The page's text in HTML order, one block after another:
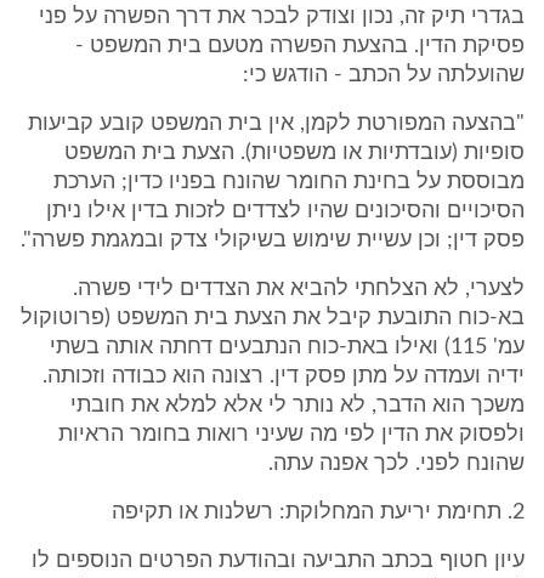
בגדרי תיק זה, נכון וצודק לבכר את דרך הפשרה על פני
פסיקת הדין. בהצעת הפשרה מטעם בית המשפט -
שהועלתה על הכתב - הודגש כי:
"בהצעה המפורטת לקמן, אין בית המשפט קובע קביעות
סופיות (עובדתיות או משפטיות). הצעת בית המשפט
מבוססת על בחינת החומר שהונח בפניו כדין; הערכת
הסיכויים והסיכונים שהיו לצדדים לזכות בדין אילו ניתן
פסק דין; וכן עשיית שימוש בשיקולי צדק ובמגמת פשרה".
לצערי, לא הצלחתי להביא את הצדדים לידי פשרה.
בא-כוח התובעת קיבל את הצעת בית המשפט (פרוטוקול
עמ' 115) ואילו באת-כוח הנתבעים דחתה אותה בשתי
ידיה ועמדה על מתן פסק דין. רצונה הוא כבודה וזכותה.
משכך הוא הדבר, לא נותר לי אלא למלא את חובתי
ולפסוק את הדין לפי מה שעיני רואות בחומר הראיות
שהונח לפני. לכך אפנה עתה.
2. תחימת יריעת המחלוקת: רשלנות או תקיפה
עיון חטוף בכתב התביעה ובהודעת הפרטים הנוספים לו